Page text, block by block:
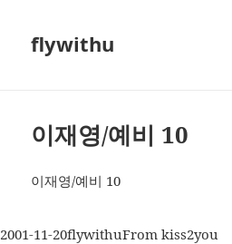
flywithu
이재영/예비 10
이재영/예비 10
작
2001-11-20글
flywithu카
From kiss2you